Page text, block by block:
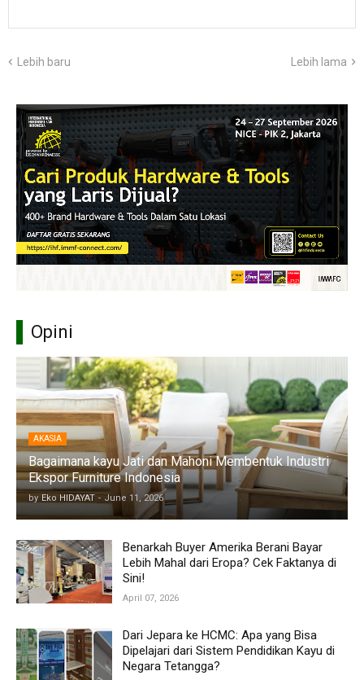
Lebih baru Lebih lama
Opini
AKASIA
Bagaimana kayu Jati dan Mahoni Membentuk Industri
Ekspor Furniture Indonesia
by Eko HIDAYAT - June 11, 2026
Benarkah Buyer Amerika Berani Bayar
Lebih Mahal dari Eropa? Cek Faktanya di
Sini!
April 07, 2026
Dari Jepara ke HCMC: Apa yang Bisa
Dipelajari dari Sistem Pendidikan Kayu di
Negara Tetangga?